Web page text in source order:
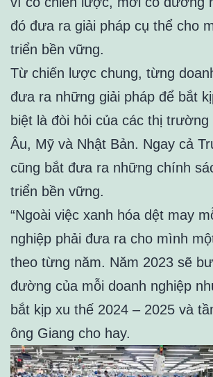
đó đưa ra giải pháp cụ thể cho
triển bền vững.
Từ chiến lược chung, từng
đưa ra những giải pháp để bắt
biệt là đòi hỏi của các thị
Âu, Mỹ và Nhật Bản. Ngay cả
cũng bắt đưa ra những chính
triển bền vững.
“Ngoài việc xanh hóa dệt may
nghiệp phải đưa ra cho mình
theo từng năm. Năm 2023 sẽ
đường của mỗi doanh nghiệp
bắt kịp xu thế 2024 – 2025 và
ông Giang cho hay.